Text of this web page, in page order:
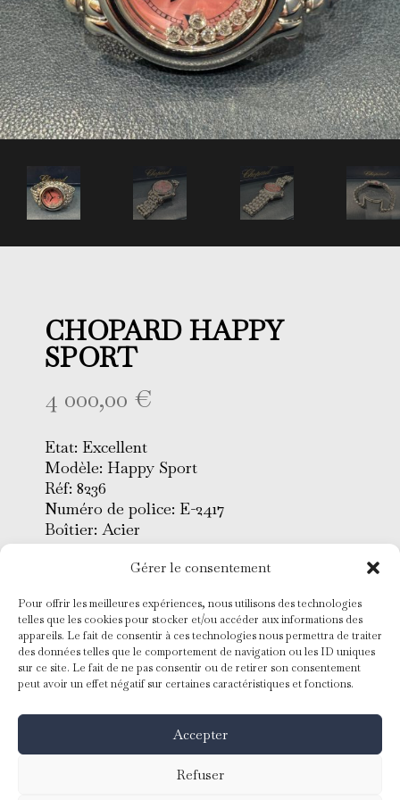
Gérer le consentement
Pour offrir les meilleures expériences, nous utilisons des technologies
telles que les cookies pour stocker et/ou accéder aux informations des
appareils. Le fait de consentir à ces technologies nous permettra de traiter
des données telles que le comportement de navigation ou les ID uniques
sur ce site. Le fait de ne pas consentir ou de retirer son consentement
peut avoir un effet négatif sur certaines caractéristiques et fonctions.
Accepter
Refuser
CHOPARD HAPPY
SPORT
4 000,00 €
Etat: Excellent
Modèle: Happy Sport
Réf: 8236
Numéro de police: E-2417
Boîtier: Acier
Dimensions: 32 mm
Cadran : Nacre rose
Bracelet: Grain de riz acier 4
cabochons rubis
Mouvement: Quartz
Conditionnement: Coffret
d’origine
Année: 2000
Garantie 1 an